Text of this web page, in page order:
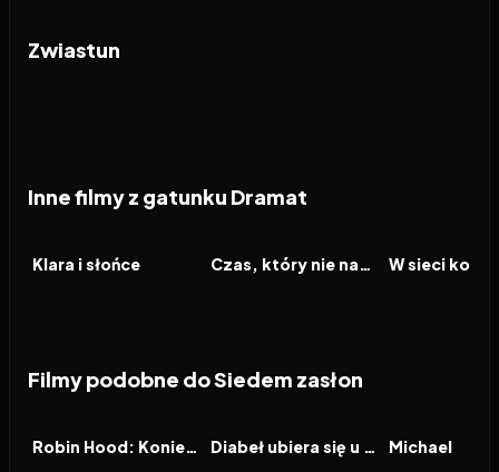
Zwiastun
Inne filmy z gatunku Dramat
FILM
Klara i słońce FILM Czas, który nie nadszedł FILM
Filmy podobne do Siedem zasłon
FILM Robin Hood: Koniec legendy FILM Diabeł ubiera się u Prady 2 FILM
Michael